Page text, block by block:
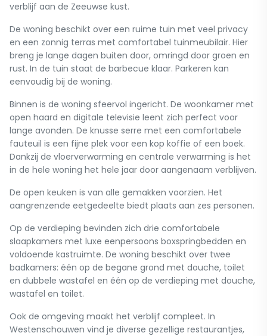
verblijf aan de Zeeuwse kust.
De woning beschikt over een ruime tuin met veel privacy
en een zonnig terras met comfortabel tuinmeubilair. Hier
breng je lange dagen buiten door, omringd door groen en
rust. In de tuin staat de barbecue klaar. Parkeren kan
eenvoudig bij de woning.
Binnen is de woning sfeervol ingericht. De woonkamer met
open haard en digitale televisie leent zich perfect voor
lange avonden. De knusse serre met een comfortabele
fauteuil is een fijne plek voor een kop koffie of een boek.
Dankzij de vloerverwarming en centrale verwarming is het
in de hele woning het hele jaar door aangenaam verblijven.
De open keuken is van alle gemakken voorzien. Het
aangrenzende eetgedeelte biedt plaats aan zes personen.
Op de verdieping bevinden zich drie comfortabele
slaapkamers met luxe eenpersoons boxspringbedden en
voldoende kastruimte. De woning beschikt over twee
badkamers: één op de begane grond met douche, toilet
en dubbele wastafel en één op de verdieping met douche,
wastafel en toilet.
Ook de omgeving maakt het verblijf compleet. In
Westenschouwen vind je diverse gezellige restaurantjes,